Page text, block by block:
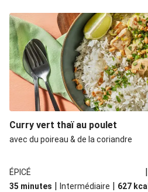
Curry vert thaï au poulet
avec du poireau & de la coriandre
ÉPICÉ |
35 minutes | Intermédiaire | 627 kcal